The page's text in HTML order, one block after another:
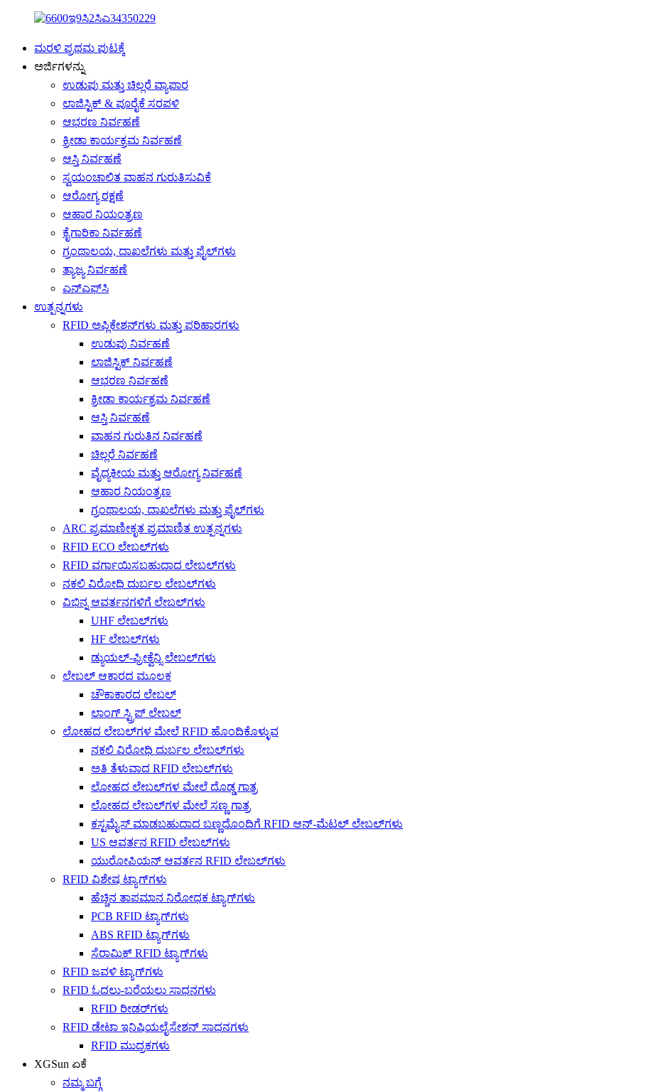
ಮರಳಿ ಪ್ರಥಮ ಪುಟಕ್ಕೆ
ಅರ್ಜಿಗಳನ್ನು
ಉಡುಪು ಮತ್ತು ಚಿಲ್ಲರೆ ವ್ಯಾಪಾರ
ಲಾಜಿಸ್ಟಿಕ್ & ಪೂರೈಕೆ ಸರಪಳಿ
ಆಭರಣ ನಿರ್ವಹಣೆ
ಕ್ರೀಡಾ ಕಾರ್ಯಕ್ರಮ ನಿರ್ವಹಣೆ
ಆಸ್ತಿ ನಿರ್ವಹಣೆ
ಸ್ವಯಂಚಾಲಿತ ವಾಹನ ಗುರುತಿಸುವಿಕೆ
ಆರೋಗ್ಯ ರಕ್ಷಣೆ
ಆಹಾರ ನಿಯಂತ್ರಣ
ಕೈಗಾರಿಕಾ ನಿರ್ವಹಣೆ
ಗ್ರಂಥಾಲಯ, ದಾಖಲೆಗಳು ಮತ್ತು ಫೈಲ್‌ಗಳು
ತ್ಯಾಜ್ಯ ನಿರ್ವಹಣೆ
ಎನ್‌ಎಫ್‌ಸಿ
ಉತ್ಪನ್ನಗಳು
RFID ಅಪ್ಲಿಕೇಶನ್‌ಗಳು ಮತ್ತು ಪರಿಹಾರಗಳು
ಉಡುಪು ನಿರ್ವಹಣೆ
ಲಾಜಿಸ್ಟಿಕ್ ನಿರ್ವಹಣೆ
ಆಭರಣ ನಿರ್ವಹಣೆ
ಕ್ರೀಡಾ ಕಾರ್ಯಕ್ರಮ ನಿರ್ವಹಣೆ
ಆಸ್ತಿ ನಿರ್ವಹಣೆ
ವಾಹನ ಗುರುತಿನ ನಿರ್ವಹಣೆ
ಚಿಲ್ಲರೆ ನಿರ್ವಹಣೆ
ವೈದ್ಯಕೀಯ ಮತ್ತು ಆರೋಗ್ಯ ನಿರ್ವಹಣೆ
ಆಹಾರ ನಿಯಂತ್ರಣ
ಗ್ರಂಥಾಲಯ, ದಾಖಲೆಗಳು ಮತ್ತು ಫೈಲ್‌ಗಳು
ARC ಪ್ರಮಾಣೀಕೃತ ಪ್ರಮಾಣಿತ ಉತ್ಪನ್ನಗಳು
RFID ECO ಲೇಬಲ್‌ಗಳು
RFID ವರ್ಗಾಯಿಸಬಹುದಾದ ಲೇಬಲ್‌ಗಳು
ನಕಲಿ ವಿರೋಧಿ ದುರ್ಬಲ ಲೇಬಲ್‌ಗಳು
ವಿಭಿನ್ನ ಆವರ್ತನಗಳಿಗೆ ಲೇಬಲ್‌ಗಳು
UHF ಲೇಬಲ್‌ಗಳು
HF ಲೇಬಲ್‌ಗಳು
ಡ್ಯುಯಲ್-ಫ್ರೀಕ್ವೆನ್ಸಿ ಲೇಬಲ್‌ಗಳು
ಲೇಬಲ್ ಆಕಾರದ ಮೂಲಕ
ಚೌಕಾಕಾರದ ಲೇಬಲ್
ಲಾಂಗ್ ಸ್ಟ್ರಿಪ್ ಲೇಬಲ್
ಲೋಹದ ಲೇಬಲ್‌ಗಳ ಮೇಲೆ RFID ಹೊಂದಿಕೊಳ್ಳುವ
ನಕಲಿ ವಿರೋಧಿ ದುರ್ಬಲ ಲೇಬಲ್‌ಗಳು
ಅತಿ ತೆಳುವಾದ RFID ಲೇಬಲ್‌ಗಳು
ಲೋಹದ ಲೇಬಲ್‌ಗಳ ಮೇಲೆ ದೊಡ್ಡ ಗಾತ್ರ
ಲೋಹದ ಲೇಬಲ್‌ಗಳ ಮೇಲೆ ಸಣ್ಣ ಗಾತ್ರ
ಕಸ್ಟಮೈಸ್ ಮಾಡಬಹುದಾದ ಬಣ್ಣದೊಂದಿಗೆ RFID ಆನ್-ಮೆಟಲ್ ಲೇಬಲ್‌ಗಳು
US ಆವರ್ತನ RFID ಲೇಬಲ್‌ಗಳು
ಯುರೋಪಿಯನ್ ಆವರ್ತನ RFID ಲೇಬಲ್‌ಗಳು
RFID ವಿಶೇಷ ಟ್ಯಾಗ್‌ಗಳು
ಹೆಚ್ಚಿನ ತಾಪಮಾನ ನಿರೋಧಕ ಟ್ಯಾಗ್‌ಗಳು
PCB RFID ಟ್ಯಾಗ್‌ಗಳು
ABS RFID ಟ್ಯಾಗ್‌ಗಳು
ಸೆರಾಮಿಕ್ RFID ಟ್ಯಾಗ್‌ಗಳು
RFID ಜವಳಿ ಟ್ಯಾಗ್‌ಗಳು
RFID ಓದಲು-ಬರೆಯಲು ಸಾಧನಗಳು
RFID ರೀಡರ್‌ಗಳು
RFID ಡೇಟಾ ಇನಿಷಿಯಲೈಸೇಶನ್ ಸಾಧನಗಳು
RFID ಮುದ್ರಕಗಳು
XGSun ಏಕೆ
ನಮ್ಮ ಬಗ್ಗೆ